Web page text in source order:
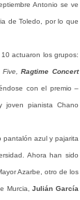
Antonio se ve
de Toledo, por lo que
actuaron los grupos:
Five,Ragtime Concert
con el premio –
pianista Chano
pantalón azul y pajarita
Ahora han sido
Azarbe, otro de los
Murcia,Julián García